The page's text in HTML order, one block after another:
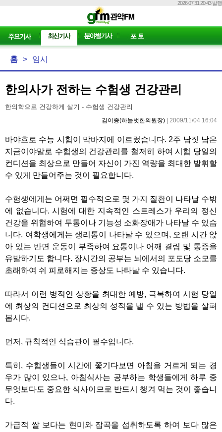
2026.07.31 20:43 발행
홈 > 임시
한의사가 전하는 수험생 건강관리
한의학으로 건강하게 살기 - 수험생 건강관리
김이종(하늘벗한의원장) | 2009/11/04 16:04
바야흐로 수능 시험이 막바지에 이르렀습니다. 2주 남짓 남은
지금이야말로 수험생의 건강관리를 철저히 하여 시험 당일의
컨디션을 최상으로 만들어 자신이 가진 역량을 최대한 발휘할
수 있게 만들어주는 것이 필요합니다.
수험생에게는 어쩌면 필수적으로 몇 가지 질환이 나타날 수밖
에 없습니다. 시험에 대한 지속적인 스트레스가 우리의 정신
건강을 위협하여 두통이나 기능성 소화장애가 나타날 수 있습
니다. 여학생에게는 생리통이 나타날 수 있으며, 오랜 시간 앉
아 있는 반면 운동이 부족하여 요통이나 어깨 결림 및 통증을
유발하기도 합니다. 장시간의 공부는 뇌에서의 포도당 소모를
초래하여 쉬 피로해지는 증상도 나타날 수 있습니다.
따라서 이런 병적인 상황을 최대한 예방, 극복하여 시험 당일
에 최상의 컨디션으로 최상의 성적을 낼 수 있는 방법을 살펴
봅시다.
먼저, 규칙적인 식습관이 필수입니다.
특히, 수험생들이 시간에 쫓기다보면 아침을 거르게 되는 경
우가 많이 있으나, 아침식사는 공부하는 학생들에게 하루 중
무엇보다도 중요한 식사이므로 반드시 챙겨 먹는 것이 좋습니
다.
가급적 쌀 보다는 현미와 잡곡을 섭취하도록 하여 보다 많은